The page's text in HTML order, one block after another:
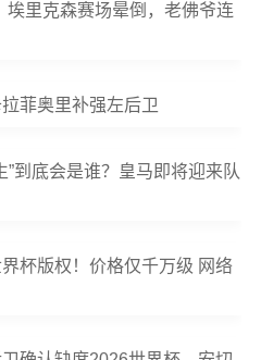
里克森赛场晕倒，老佛爷连
菲奥里补强左后卫
”到底会是谁？皇马即将迎来队
杯版权！价格仅千万级 网络